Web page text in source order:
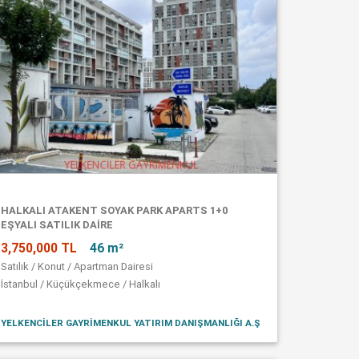
HALKALI ATAKENT SOYAK PARK APARTS 1+0
EŞYALI SATILIK DAİRE
3,750,000 TL 46 m²
Satılık / Konut / Apartman Dairesi
İstanbul / Küçükçekmece / Halkalı
YELKENCİLER GAYRİMENKUL YATIRIM DANIŞMANLIĞI A.Ş